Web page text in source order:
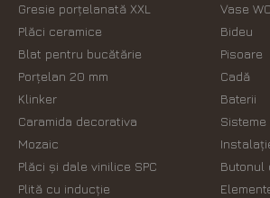
Gresie porțelanată XXL
Plăci ceramice
Blat pentru bucătărie
Porțelan 20 mm
Klinker
Caramida decorativa
Mozaic
Plăci şi dale vinilice SPC
Plită cu inducție
Vase WC
Bideu
Pisoare
Cadă
Baterii
Butonul